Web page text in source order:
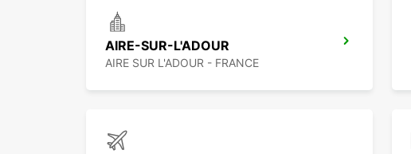
AIRE-SUR-L'ADOUR
AIRE SUR L'ADOUR - FRANCE